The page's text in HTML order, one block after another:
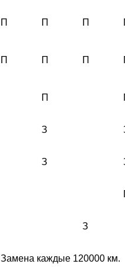
П П П
П П П
П
З
З
З
Замена каждые 120000 км.